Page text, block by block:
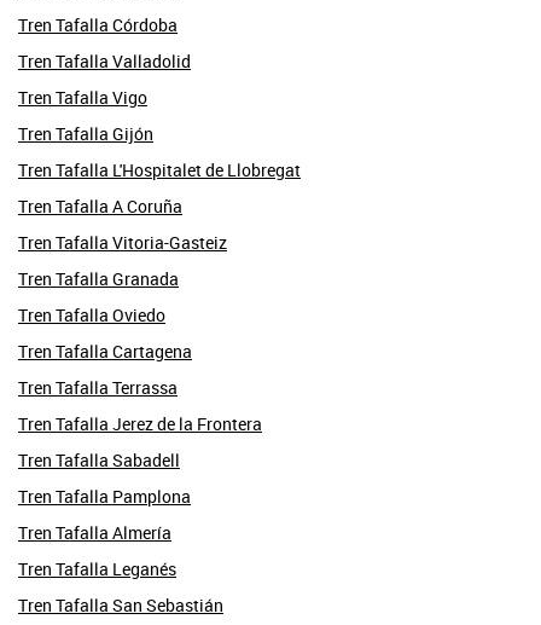
Tren Tafalla Córdoba
Tren Tafalla Valladolid
Tren Tafalla Vigo
Tren Tafalla Gijón
Tren Tafalla L'Hospitalet de Llobregat
Tren Tafalla A Coruña
Tren Tafalla Vitoria-Gasteiz
Tren Tafalla Granada
Tren Tafalla Oviedo
Tren Tafalla Cartagena
Tren Tafalla Terrassa
Tren Tafalla Jerez de la Frontera
Tren Tafalla Sabadell
Tren Tafalla Pamplona
Tren Tafalla Almería
Tren Tafalla Leganés
Tren Tafalla San Sebastián